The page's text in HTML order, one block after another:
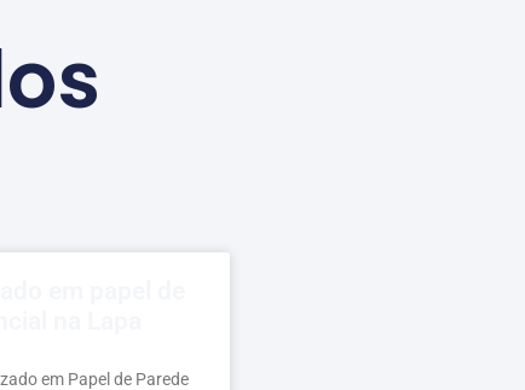
em Papel de Parede